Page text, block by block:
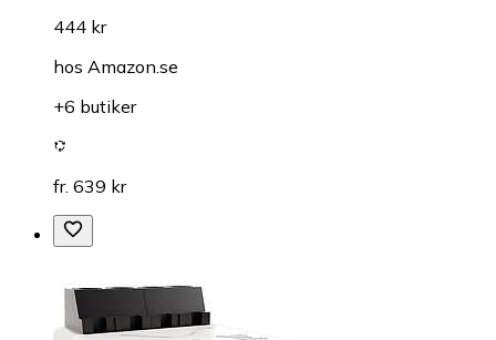
444 kr
hos Amazon.se
+6 butiker
fr. 639 kr